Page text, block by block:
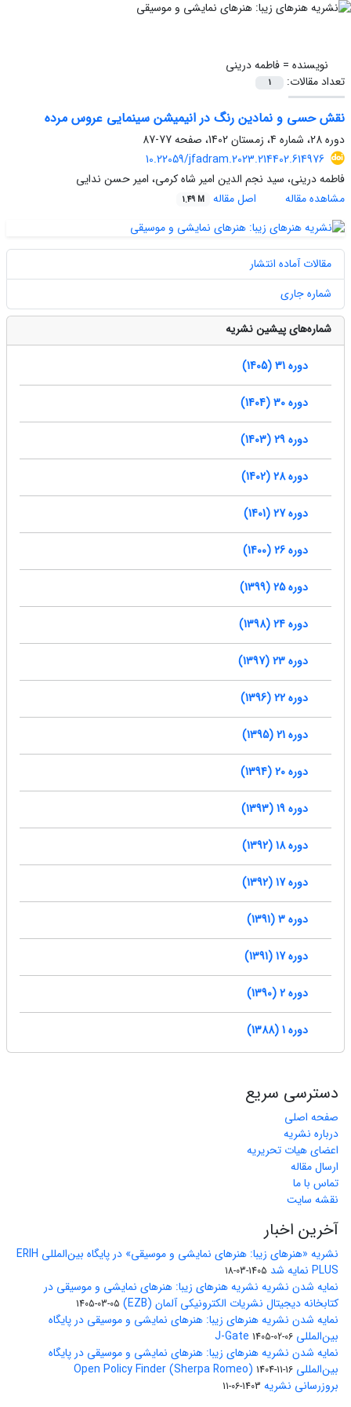
نویسنده =فاطمه درینی
تعداد مقالات:
1
نقش حسی و نمادین رنگ در انیمیشن سینمایی عروس مرده
دوره 28، شماره 4، زمستان 1402، صفحه
77-87
10.22059/jfadram.2023.214402.614976
فاطمه درینی، سید نجم الدین امیر شاه کرمی، امیر حسن ندایی
مشاهده مقاله
اصل مقاله 1.49 M
مقالات آماده انتشار
شماره جاری
شماره‌های پیشین نشریه
دوره 31 (1405)
دوره 30 (1404)
دوره 29 (1403)
دوره 28 (1402)
دوره 27 (1401)
دوره 26 (1400)
دوره 25 (1399)
دوره 24 (1398)
دوره 23 (1397)
دوره 22 (1396)
دوره 21 (1395)
دوره 20 (1394)
دوره 19 (1393)
دوره 18 (1392)
دوره 17 (1392)
دوره 3 (1391)
دوره 17 (1391)
دوره 2 (1390)
دوره 1 (1388)
دسترسی سریع
صفحه اصلی
درباره نشریه
اعضای هیات تحریریه
ارسال مقاله
تماس با ما
نقشه سایت
آخرین اخبار
نشریه «هنرهای زیبا: هنرهای نمایشی و موسیقی» در پایگاه بین‌المللی ERIH
PLUS نمایه شد
1405-03-18
نمایه شدن نشریه نشریه هنرهای زیبا: هنرهای نمایشی و موسیقی در
کتابخانه دیجیتال نشریات الکترونیکی آلمان (EZB)
1405-03-05
نمایه شدن نشریه هنرهای زیبا: هنرهای نمایشی و موسیقی در پایگاه
بین‌المللی J-Gate 1405-02-06
نمایه شدن نشریه هنرهای زیبا: هنرهای نمایشی و موسیقی در پایگاه
بین‌المللی Open Policy Finder (Sherpa Romeo) 1404-11-16
بروزرسانی نشریه 1403-06-11